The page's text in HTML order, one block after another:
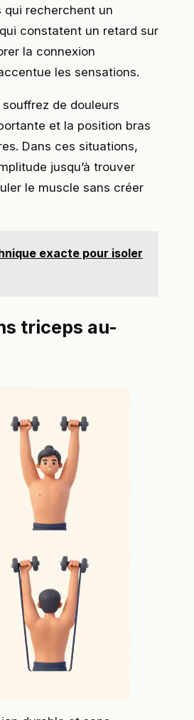
recherchent un
constatent un retard sur
la connexion
les sensations.
de douleurs
et la position bras
Dans ces situations,
jusqu’à trouver
le muscle sans créer
exacte pour isoler
triceps au-